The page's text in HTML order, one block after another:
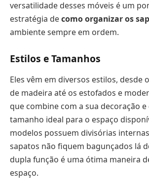
versatilidade desses móveis é um
estratégia decomo organizar os
ambiente sempre em ordem.
Estilos e Tamanhos
Eles vêm em diversos estilos, desde
de madeira até os estofados e
que combine com a sua decoração
tamanho ideal para o espaço
modelos possuem divisórias
sapatos não fiquem bagunçados lá
dupla função é uma ótima maneira
espaço.